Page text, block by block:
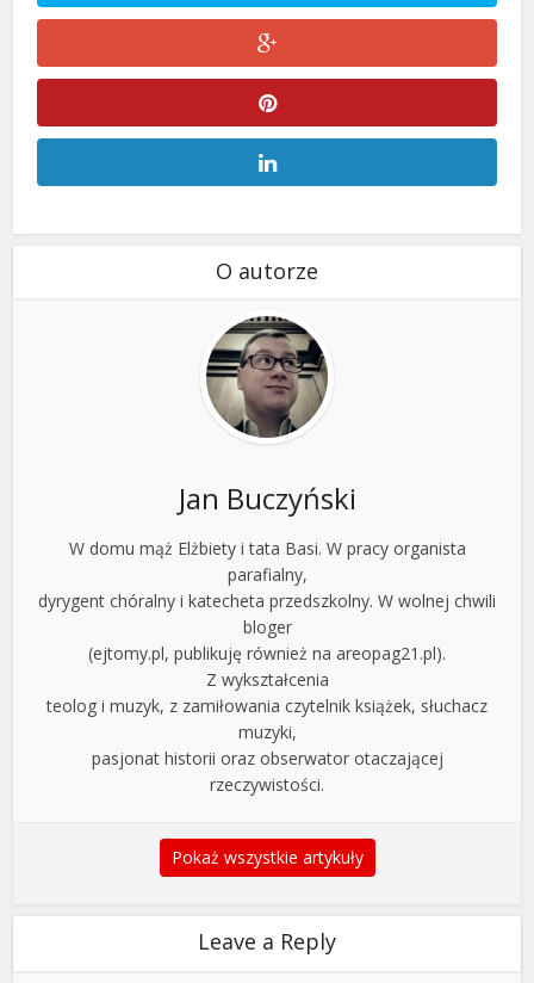
O autorze
Jan Buczyński
W domu mąż Elżbiety i tata Basi. W pracy organista
parafialny,
dyrygent chóralny i katecheta przedszkolny. W wolnej chwili
bloger
(ejtomy.pl, publikuję również na areopag21.pl).
Z wykształcenia
teolog i muzyk, z zamiłowania czytelnik książek, słuchacz
muzyki,
pasjonat historii oraz obserwator otaczającej
rzeczywistości.
Pokaż wszystkie artykuły
Leave a Reply